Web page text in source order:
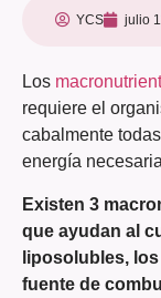
YCS julio
Los
requiere el
cabalmente
energía
Existen 3
que ayudan al
liposolubles,
fuente de